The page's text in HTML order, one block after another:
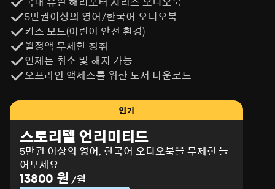
5만권이상의 영어/한국어 오디오북
키즈 모드(어린이 안전 환경)
월정액 무제한 청취
언제든 취소 및 해지 가능
오프라인 액세스를 위한 도서 다운로드
인기
스토리텔 언리미티드
5만권 이상의 영어, 한국어 오디오북을 무제한 들
어보세요
13800 원 /월